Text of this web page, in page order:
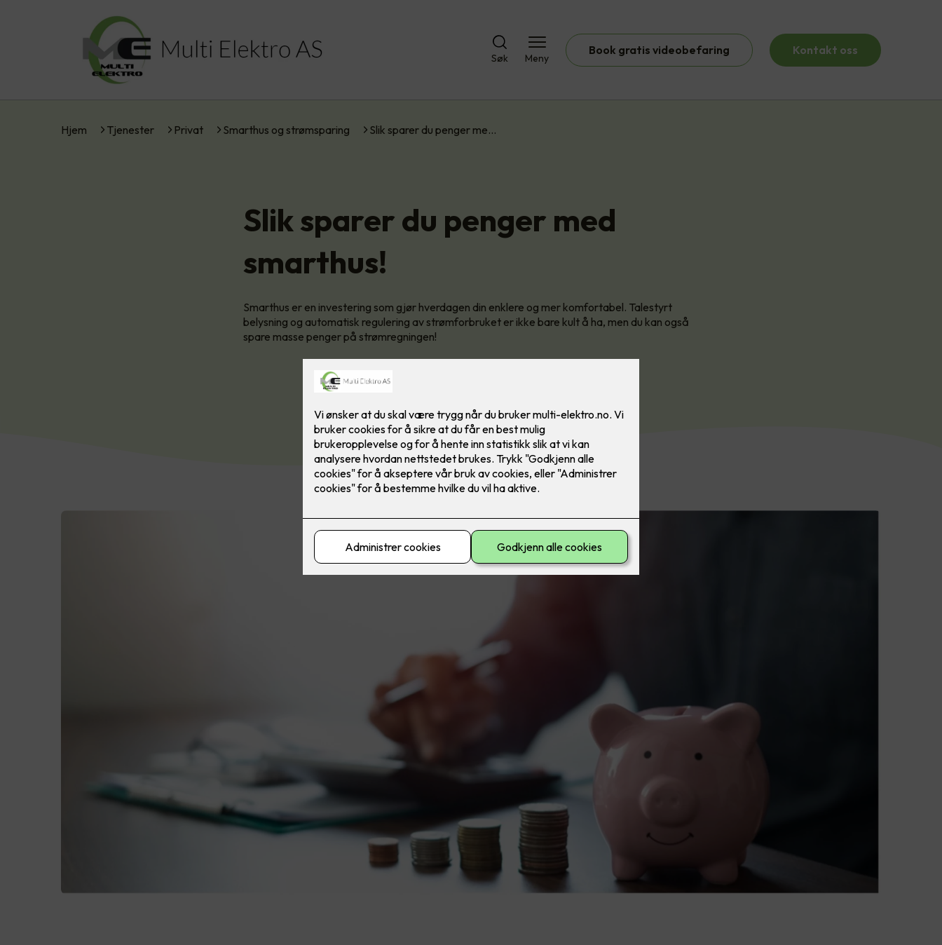
Søk Meny
Book gratis videobefaring Kontakt oss
Hjem Tjenester Privat Smarthus og strømsparing Slik sparer du penger me…
Slik sparer du penger med
smarthus!
Smarthus er en investering som gjør hverdagen din enklere og mer komfortabel. Talestyrt
belysning og automatisk regulering av strømforbruket er ikke bare kult å ha, men du kan også
spare masse penger på strømregningen!